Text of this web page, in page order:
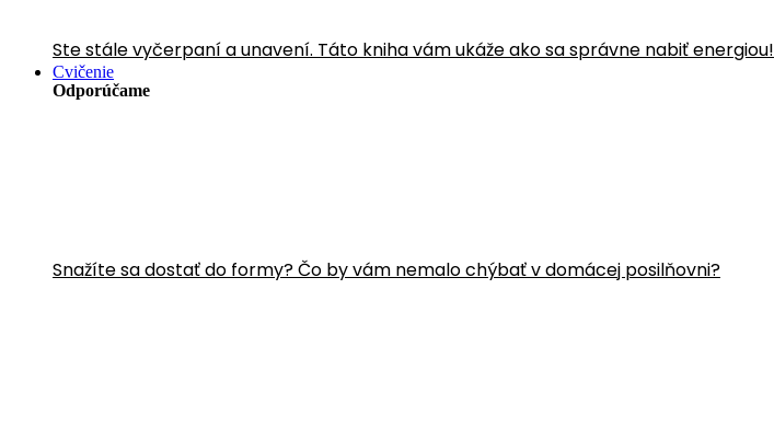
Ste stále vyčerpaní a unavení. Táto kniha vám ukáže ako sa správne nabiť energiou!
Cvičenie
Odporúčame
Snažíte sa dostať do formy? Čo by vám nemalo chýbať v domácej posilňovni?